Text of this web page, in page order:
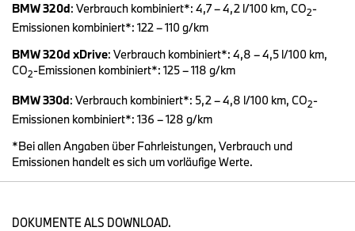
Die neue BMW 3er Limousine - Produkthighlights (10/2018).
BMW 320d: Verbrauch kombiniert*: 4,7 – 4,2 l/100 km, CO2-
Emissionen kombiniert*: 122 – 110 g/km
BMW 320d xDrive: Verbrauch kombiniert*: 4,8 – 4,5 l/100 km,
CO2-Emissionen kombiniert*: 125 – 118 g/km
BMW 330d: Verbrauch kombiniert*: 5,2 – 4,8 l/100 km, CO2-
Emissionen kombiniert*: 136 – 128 g/km
*Bei allen Angaben über Fahrleistungen, Verbrauch und
Emissionen handelt es sich um vorläufige Werte.
DOKUMENTE ALS DOWNLOAD.